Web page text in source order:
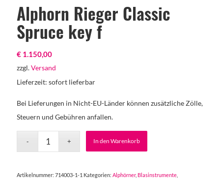
Alphorn Rieger Classic
Spruce key f
€1.150,00
zzgl.Versand
Lieferzeit: sofort lieferbar
Bei Lieferungen in Nicht-EU-Länder können zusätzliche Zölle,
Steuern und Gebühren anfallen.
In den Warenkorb
Artikelnummer: 714003-1-1 Kategorien: Alphörner, Blasinstrumente,